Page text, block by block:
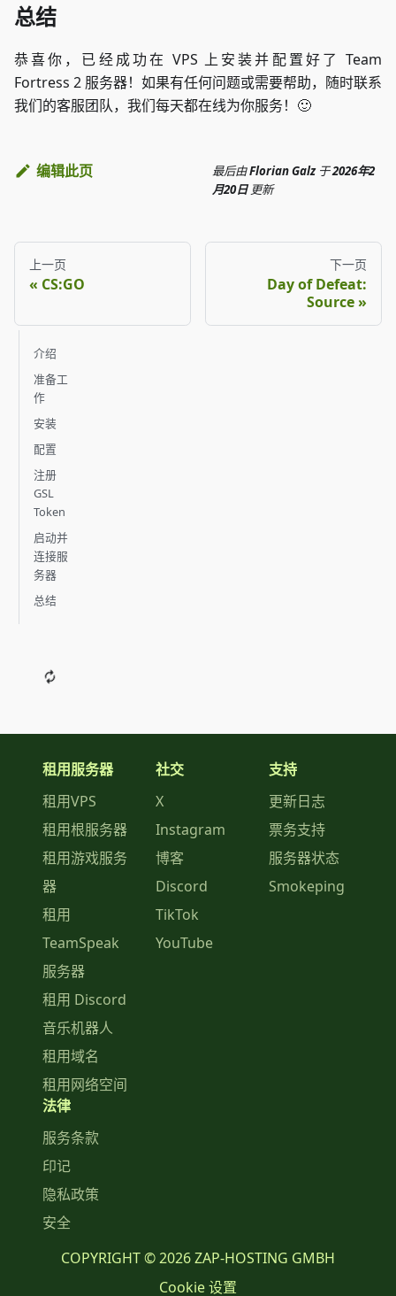
总结
恭喜你，已经成功在 VPS 上安装并配置好了 Team
Fortress 2 服务器！如果有任何问题或需要帮助，随时联系
我们的客服团队，我们每天都在线为你服务！🙂
编辑此页 最后由Florian Galz 于2026年2
月20日 更新
上一页
CS:GO
下一页
Day of Defeat:
Source
介绍
准备工
作
安装
配置
注册
GSL
Token
启动并
连接服
务器
总结
租用服务器
租用VPS
租用根服务器
租用游戏服务
器
租用
TeamSpeak
服务器
租用 Discord
音乐机器人
租用域名
租用网络空间
社交
X
Instagram
博客
Discord
TikTok
YouTube
支持
更新日志
票务支持
服务器状态
Smokeping
法律
服务条款
印记
隐私政策
安全
COPYRIGHT © 2026 ZAP-HOSTING GMBH
Cookie 设置